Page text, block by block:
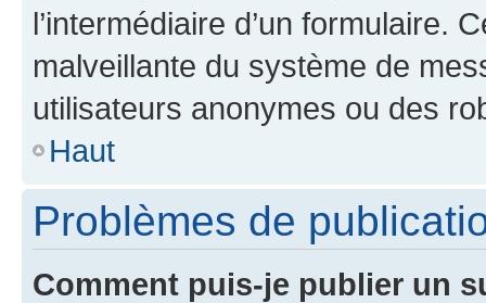
l’intermédiaire d’un formulaire.
malveillante du système de
utilisateurs anonymes ou des
Haut
Problèmes de
Comment puis-je publier un